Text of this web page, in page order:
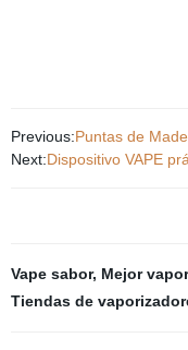
Previous:Puntas de
Next:Dispositivo VAPE
Vape sabor, Mejor
Tiendas de